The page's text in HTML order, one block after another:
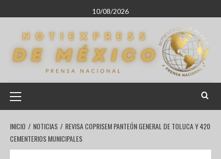
10/08/2026
INICIO NOTICIAS
REVISA COPRISEM PANTEÓN GENERAL DE TOLUCA Y 420
CEMENTERIOS MUNICIPALES